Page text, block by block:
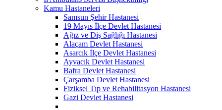
Kamu Hastaneleri
Samsun Şehir Hastanesi
19 Mayıs İlçe Devlet Hastanesi
Ağız ve Diş Sağlığı Hastanesi
Alaçam Devlet Hastanesi
Asarcık İlçe Devlet Hastanesi
Ayvacık Devlet Hastanesi
Bafra Devlet Hastanesi
Çarşamba Devlet Hastanesi
Fiziksel Tıp ve Rehabilitasyon Hastanesi
Gazi Devlet Hastanesi